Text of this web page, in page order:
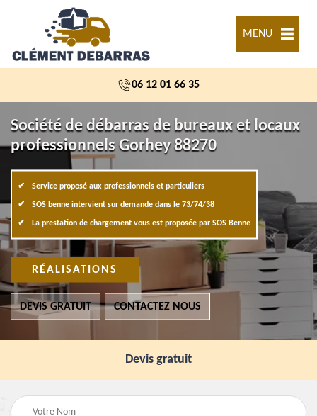
MENU
06 12 01 66 35
Société de débarras de bureaux et locaux
professionnels Gorhey 88270
Service proposé aux professionnels et particuliers
SOS benne intervient sur demande dans le 73/74/38
La prestation de chargement vous est proposée par SOS Benne
RÉALISATIONS
DEVIS GRATUIT CONTACTEZ NOUS
Devis gratuit